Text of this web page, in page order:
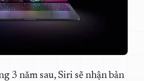
3 năm sau, Siri sẽ nhận bản